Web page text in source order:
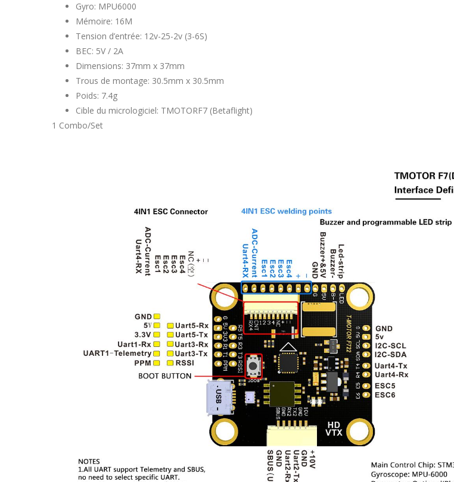
Gyro: MPU6000
Mémoire: 16M
Tension d’entrée: 12v-25-2v (3-6S)
BEC: 5V / 2A
Dimensions: 37mm x 37mm
Trous de montage: 30.5mm x 30.5mm
Poids: 7.4g
Cible du micrologiciel: TMOTORF7 (Betaflight)
1 Combo/Set